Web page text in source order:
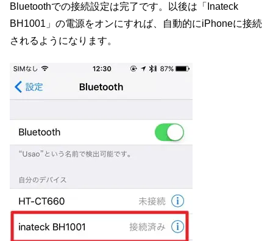
Bluetoothでの接続設定は完了です。以後は「Inateck
BH1001」の電源をオンにすれば、自動的にiPhoneに接続
されるようになります。